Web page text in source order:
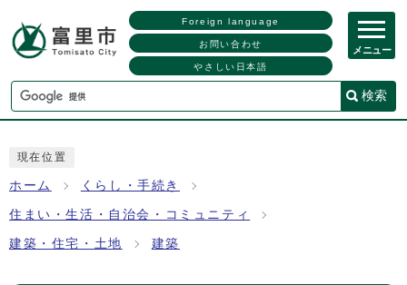
Foreign language
お問い合わせ
やさしい日本語
検索
メニュー
現在位置
ホーム くらし・手続き
住まい・生活・自治会・コミュニティ
建築・住宅・土地 建築